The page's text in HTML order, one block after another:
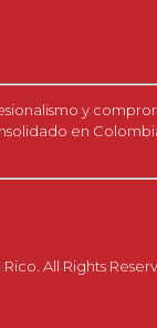
y
en
All Rights